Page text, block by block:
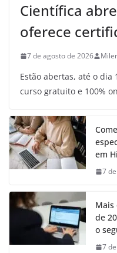
Científica
oferece
7 de agosto de 2026
Estão abertas, até o dia
curso gratuito e 100%
em
7
Mais
de
o
7